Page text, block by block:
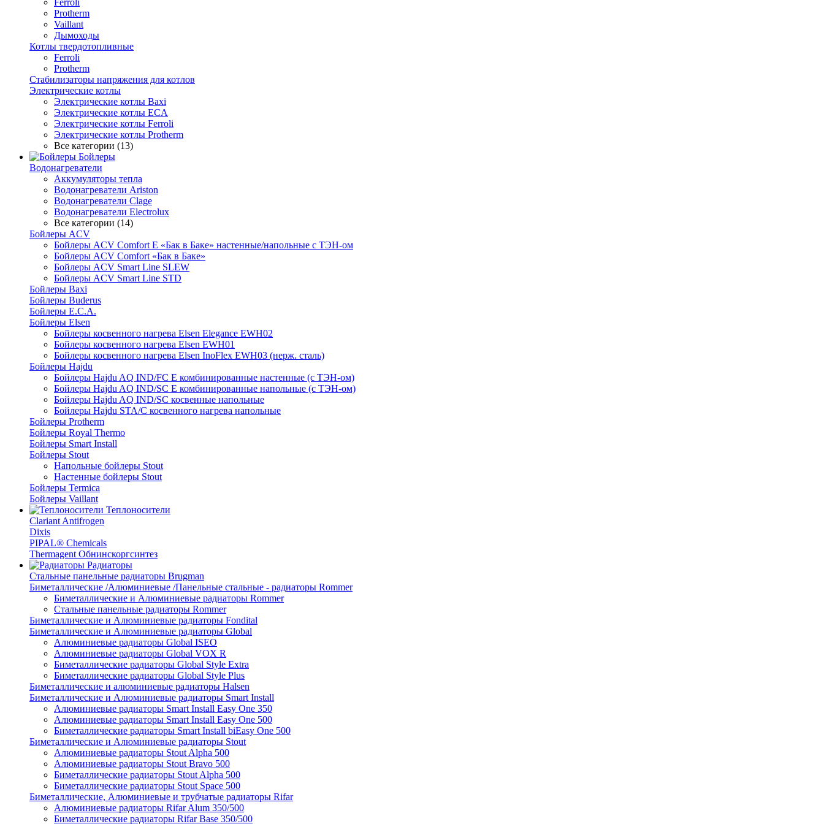
Ferroli
Protherm
Vaillant
Дымоходы
Котлы твердотопливные
Ferroli
Protherm
Стабилизаторы напряжения для котлов
Электрические котлы
Электрические котлы Baxi
Электрические котлы ECA
Электрические котлы Ferroli
Электрические котлы Protherm
Все категории (13)
Бойлеры
Водонагреватели
Аккумуляторы тепла
Водонагреватели Ariston
Водонагреватели Clage
Водонагреватели Electrolux
Все категории (14)
Бойлеры ACV
Бойлеры ACV Comfort E «Бак в Баке» настенные/напольные c ТЭН-ом
Бойлеры ACV Comfort «Бак в Баке»
Бойлеры ACV Smart Line SLEW
Бойлеры ACV Smart Line STD
Бойлеры Baxi
Бойлеры Buderus
Бойлеры E.C.A.
Бойлеры Elsen
Бойлеры косвенного нагрева Elsen Elegance EWH02
Бойлеры косвенного нагрева Elsen EWH01
Бойлеры косвенного нагрева Elsen InoFlex EWH03 (нерж. сталь)
Бойлеры Hajdu
Бойлеры Hajdu AQ IND/FC E комбинированные настенные (с ТЭН-ом)
Бойлеры Hajdu AQ IND/SC E комбинированные напольные (с ТЭН-ом)
Бойлеры Hajdu AQ IND/SC косвенные напольные
Бойлеры Hajdu STA/C косвенного нагрева напольные
Бойлеры Protherm
Бойлеры Royal Thermo
Бойлеры Smart Install
Бойлеры Stout
Напольные бойлеры Stout
Настенные бойлеры Stout
Бойлеры Termica
Бойлеры Vaillant
Теплоносители
Clariant Antifrogen
Dixis
PIPAL® Chemicals
Thermagent Обнинскоргсинтез
Радиаторы
Стальные панельные радиаторы Brugman
Биметаллические /Алюминиевые /Панельные стальные - радиаторы Rommer
Биметаллические и Алюминиевые радиаторы Rommer
Стальные панельные радиаторы Rommer
Биметаллические и Алюминиевые радиаторы Fondital
Биметаллические и Алюминиевые радиаторы Global
Алюминиевые радиаторы Global ISEO
Алюминиевые радиаторы Global VOX R
Биметаллические радиаторы Global Style Extra
Биметаллические радиаторы Global Style Plus
Биметаллические и алюминиевые радиаторы Halsen
Биметаллические и Алюминиевые радиаторы Smart Install
Алюминиевые радиаторы Smart Install Easy One 350
Алюминиевые радиаторы Smart Install Easy One 500
Биметаллические радиаторы Smart Install biEasy One 500
Биметаллические и Алюминиевые радиаторы Stout
Алюминиевые радиаторы Stout Alpha 500
Алюминиевые радиаторы Stout Bravo 500
Биметаллические радиаторы Stout Alpha 500
Биметаллические радиаторы Stout Space 500
Биметаллические, Алюминиевые и трубчатые радиаторы Rifar
Алюминиевые радиаторы Rifar Alum 350/500
Биметаллические радиаторы Rifar Base 350/500